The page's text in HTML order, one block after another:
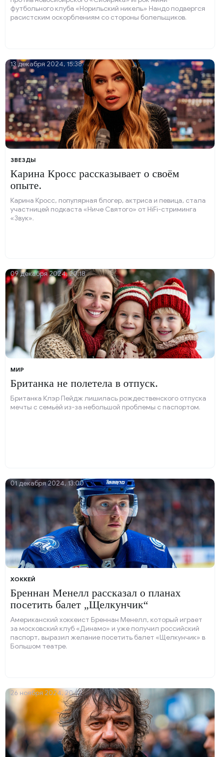
футбольного клуба «Норильский никель» Нандо подвергся
расистским оскорблениям со стороны болельщиков.
ЗВЕЗДЫ
Карина Кросс рассказывает о своём
опыте.
Карина Кросс, популярная блогер, актриса и певица, стала
участницей подкаста «Ниче Святого» от HiFi-стриминга
«Звук».
13 декабря 2024, 15:38
МИР
Британка не полетела в отпуск.
Британка Клэр Пейдж лишилась рождественского отпуска
мечты с семьёй из-за небольшой проблемы с паспортом.
09 декабря 2024, 20:18
ХОККЕЙ
Бреннан Менелл рассказал о планах
посетить балет „Щелкунчик“
Американский хоккеист Бреннан Менелл, который играет
за московский клуб «Динамо» и уже получил российский
паспорт, выразил желание посетить балет «Щелкунчик» в
Большом театре.
01 декабря 2024, 13:00
26 ноября 2024, 20:52